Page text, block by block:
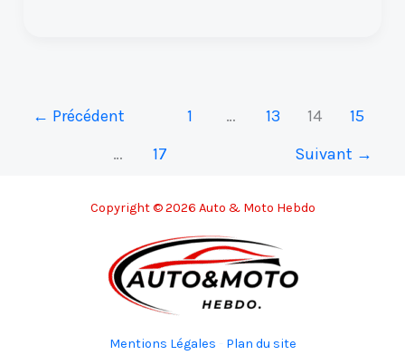
← Précédent 1 … 13 14
15
…
17 Suivant →
Copyright © 2026 Auto & Moto Hebdo
Mentions Légales - Plan du site